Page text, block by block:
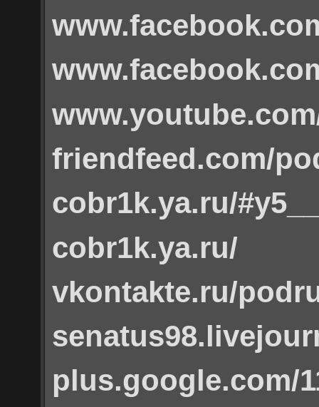
friendfeed.com/
cobr1k.ya.ru/
cobr1k.ya.ru/
vkontakte.ru/
plus.google.com/